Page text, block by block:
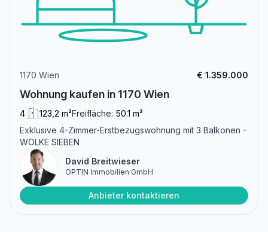
1170 Wien € 1.359.000
Wohnung kaufen in 1170 Wien
4 123,2 m²Freifläche: 50.1 m²
Exklusive 4-Zimmer-Erstbezugswohnung mit 3 Balkonen -
WOLKE SIEBEN
David Breitwieser
OPTIN Immobilien GmbH
Anbieter kontaktieren